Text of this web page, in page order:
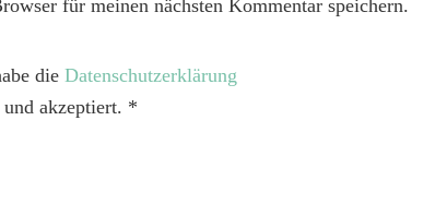
für meinen nächsten Kommentar speichern.
die Datenschutzerklärung
und akzeptiert. *